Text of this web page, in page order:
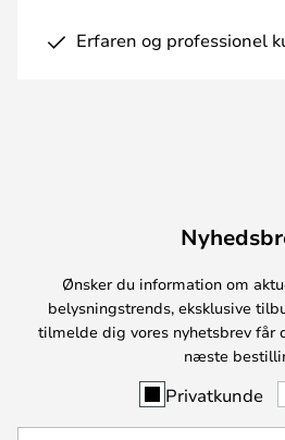
Erfaren og professionel
Ønsker du information om
belysningstrends, eksklusive
tilmelde dig vores nyhetsbrev får
næste
Privatkunde